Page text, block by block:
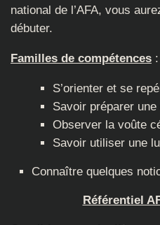
national de l’AFA, vous
débuter.
Familles de compétences :
S’orienter et se
Savoir préparer
Observer la voûte
Savoir utiliser une
Connaître quelques
Référentiel